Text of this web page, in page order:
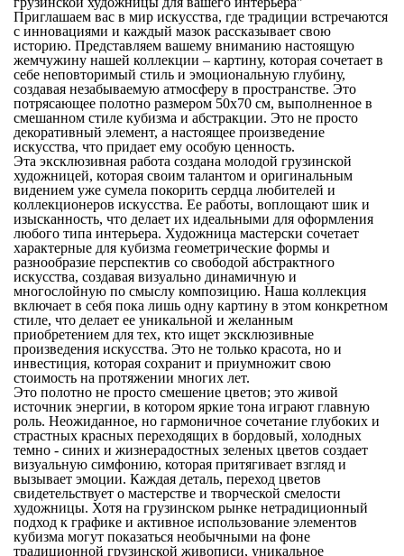
Приглашаем вас в мир искусства, где традиции встречаются
с инновациями и каждый мазок рассказывает свою
историю. Представляем вашему вниманию настоящую
жемчужину нашей коллекции – картину, которая сочетает в
себе неповторимый стиль и эмоциональную глубину,
создавая незабываемую атмосферу в пространстве. Это
потрясающее полотно размером 50x70 см, выполненное в
смешанном стиле кубизма и абстракции. Это не просто
декоративный элемент, а настоящее произведение
искусства, что придает ему особую ценность.
Эта эксклюзивная работа создана молодой грузинской
художницей, которая своим талантом и оригинальным
видением уже сумела покорить сердца любителей и
коллекционеров искусства. Ее работы, воплощают шик и
изысканность, что делает их идеальными для оформления
любого типа интерьера. Художница мастерски сочетает
характерные для кубизма геометрические формы и
разнообразие перспектив со свободой абстрактного
искусства, создавая визуально динамичную и
многослойную по смыслу композицию. Наша коллекция
включает в себя пока лишь одну картину в этом конкретном
стиле, что делает ее уникальной и желанным
приобретением для тех, кто ищет эксклюзивные
произведения искусства. Это не только красота, но и
инвестиция, которая сохранит и приумножит свою
стоимость на протяжении многих лет.
Это полотно не просто смешение цветов; это живой
источник энергии, в котором яркие тона играют главную
роль. Неожиданное, но гармоничное сочетание глубоких и
страстных красных переходящих в бордовый, холодных
темно - синих и жизнерадостных зеленых цветов создает
визуальную симфонию, которая притягивает взгляд и
вызывает эмоции. Каждая деталь, переход цветов
свидетельствует о мастерстве и творческой смелости
художницы. Хотя на грузинском рынке нетрадиционный
подход к графике и активное использование элементов
кубизма могут показаться необычными на фоне
традиционной грузинской живописи, уникальное